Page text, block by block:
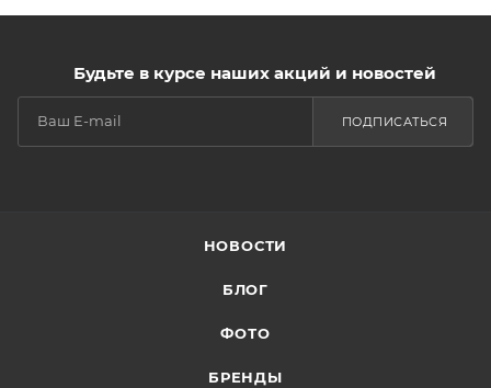
Будьте в курсе наших акций и новостей
ПОДПИСАТЬСЯ
НОВОСТИ
БЛОГ
ФОТО
БРЕНДЫ